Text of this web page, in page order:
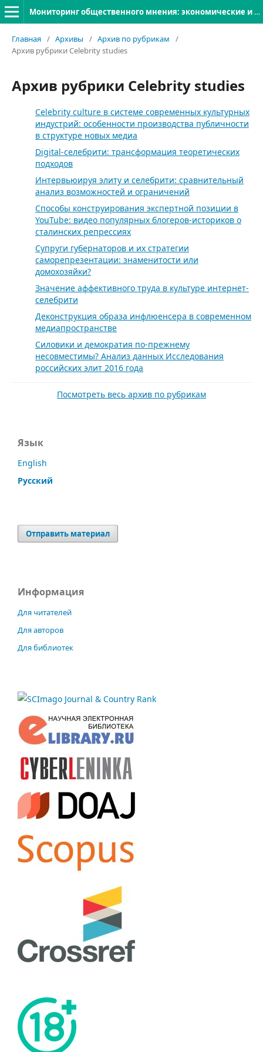
Мониторинг общественного мнения: экономические и социальные перемены
Главная / Архивы / Архив по рубрикам
/
Архив рубрики Celebrity studies
Архив рубрики Celebrity studies
Celebrity culture в системе современных культурных
индустрий: особенности производства публичности
в структуре новых медиа
Digital-селебрити: трансформация теоретических
подходов
Интервьюируя элиту и селебрити: сравнительный
анализ возможностей и ограничений
Способы конструирования экспертной позиции в
YouTube: видео популярных блогеров-историков о
сталинских репрессиях
Супруги губернаторов и их стратегии
саморепрезентации: знаменитости или
домохозяйки?
Значение аффективного труда в культуре интернет-
селебрити
Деконструкция образа инфлюенсера в современном
медиапространстве
Силовики и демократия по-прежнему
несовместимы? Анализ данных Исследования
российских элит 2016 года
Посмотреть весь архив по рубрикам
Язык
English
Русский
Отправить материал
Информация
Для читателей
Для авторов
Для библиотек